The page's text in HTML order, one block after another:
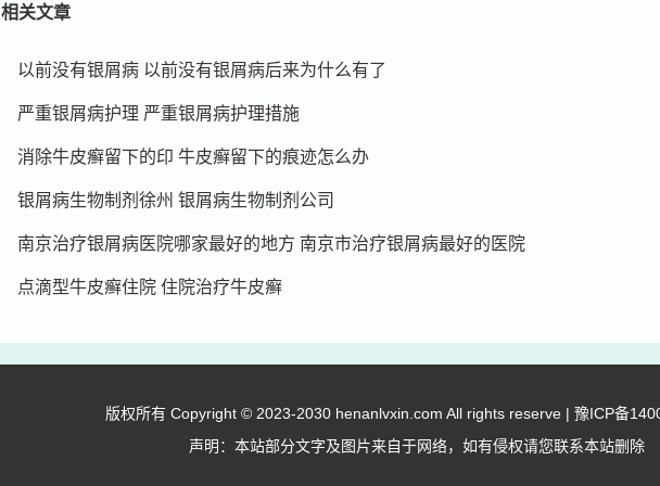
相关文章
以前没有银屑病 以前没有银屑病后来为什么有了
严重银屑病护理 严重银屑病护理措施
消除牛皮癣留下的印 牛皮癣留下的痕迹怎么办
银屑病生物制剂徐州 银屑病生物制剂公司
南京治疗银屑病医院哪家最好的地方 南京市治疗银屑病最好的医院
点滴型牛皮癣住院 住院治疗牛皮癣
版权所有 Copyright © 2023-2030 henanlvxin.com All rights reserve | 豫ICP备
声明：本站部分文字及图片来自于网络，如有侵权请您联系本站删除